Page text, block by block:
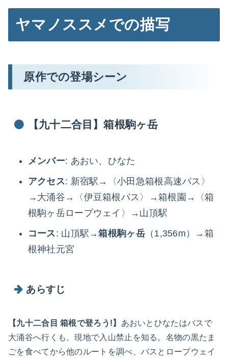
ヤマノススメでの描写
原作での登場シーン
【九十二合目】箱根駒ヶ岳
メンバー: あおい、ひなた
アクセス: 新宿駅→〈小田急箱根高速バス〉
→大涌谷→〈伊豆箱根バス〉→箱根園→〈箱
根駒ヶ岳ロープウェイ〉→山頂駅
コース: 山頂駅→箱根駒ヶ岳（1,356m）→箱
根神社元宮
あらすじ
【九十二合目 箱根で登ろう!】 あおいとひなたはバスで
大涌谷へ行くも、現地で入山禁止を知る。名物の黒たま
ごを食べてから他のルートを調べ、バスとロープウェイ